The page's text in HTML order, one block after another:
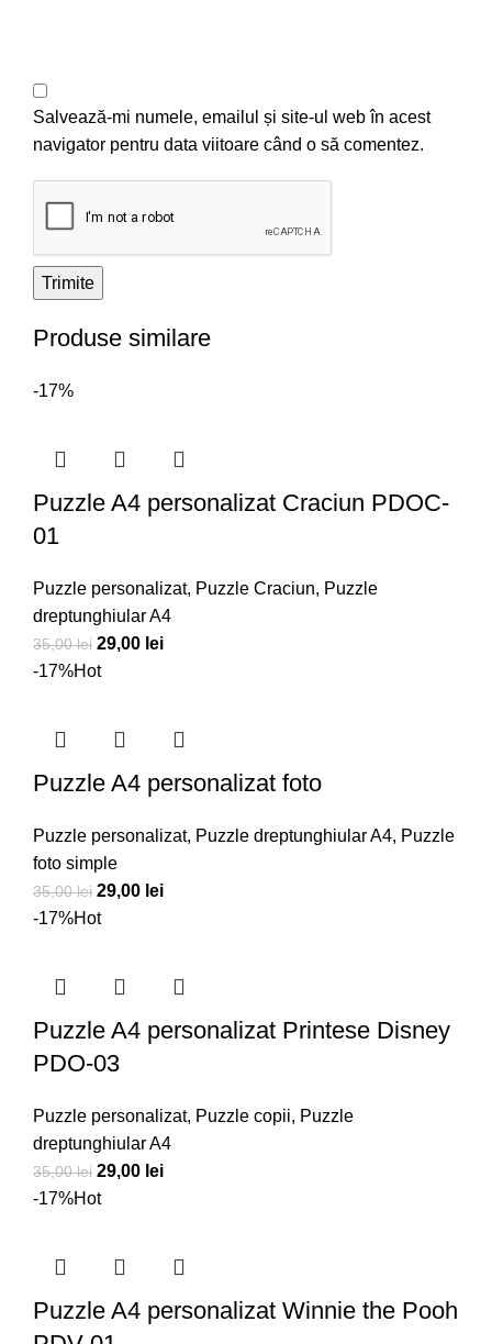
Salvează-mi numele, emailul și site-ul web în acest
navigator pentru data viitoare când o să comentez.
Produse similare
-17%
Puzzle A4 personalizat Craciun PDOC-
01
Puzzle personalizat, Puzzle Craciun, Puzzle
dreptunghiular A4
35,00lei Prețul
inițial
35,00 lei.
29,00 leiPrețul
-17%Hot
Puzzle A4 personalizat foto
Puzzle personalizat, Puzzle dreptunghiular A4, Puzzle
foto simple
35,00lei Prețul
inițial
35,00 lei.
29,00 leiPrețul
-17%Hot
Puzzle A4 personalizat Printese Disney
PDO-03
Puzzle personalizat, Puzzle copii, Puzzle
dreptunghiular A4
35,00lei Prețul
inițial
35,00 lei.
29,00 leiPrețul
-17%Hot
Puzzle A4 personalizat Winnie the Pooh